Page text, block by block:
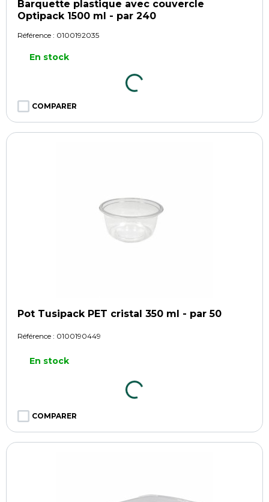
Barquette plastique avec couvercle
Optipack 1500 ml - par 240
Référence : 0100192035
En stock
COMPARER
Pot Tusipack PET cristal 350 ml - par 50
Référence : 0100190449
En stock
COMPARER